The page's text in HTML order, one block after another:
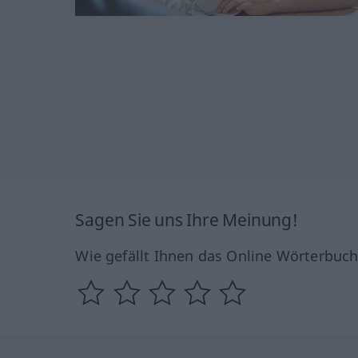
Sagen Sie uns Ihre Meinung!
Wie gefällt Ihnen das Online